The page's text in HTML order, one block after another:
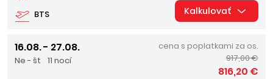
BTS Kalkulovať
16.08. - 27.08.
Ne - št 11 nocí
cena s poplatkami za os.
917,00 €
816,20 €